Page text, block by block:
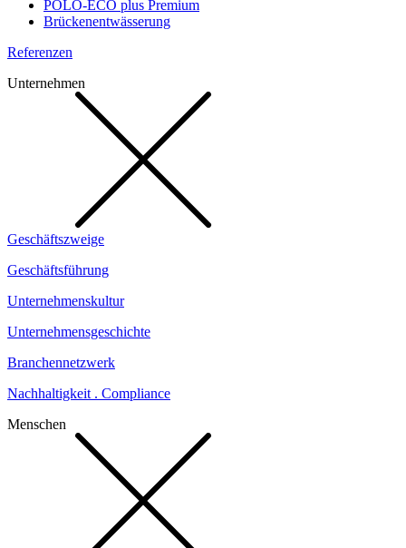
POLO-ECO plus Premium
Brückenentwässerung
Referenzen
Unternehmen
Geschäftszweige
Geschäftsführung
Unternehmenskultur
Unternehmensgeschichte
Branchennetzwerk
Nachhaltigkeit . Compliance
Menschen